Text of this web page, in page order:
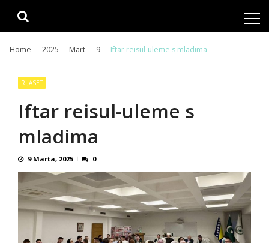
Home 2025 Mart 9 Iftar reisul-uleme s mladima
RIJASET
Iftar reisul-uleme s
mladima
9 Marta, 2025 0